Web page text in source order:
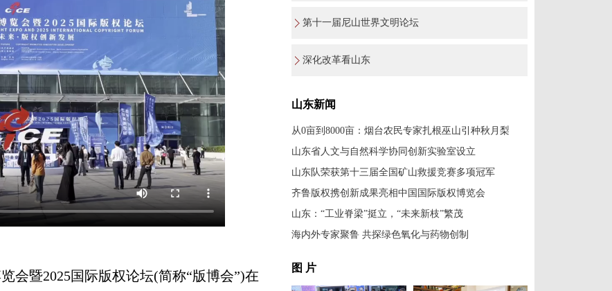
暨2025国际版权论坛(简称“版博会”)在
第十一届尼山世界文明论坛
深化改革看山东
山东新闻
从0亩到8000亩：烟台农民专家扎根巫山引种秋月梨
山东省人文与自然科学协同创新实验室设立
山东队荣获第十三届全国矿山救援竞赛多项冠军
齐鲁版权携创新成果亮相中国国际版权博览会
山东：“工业脊梁”挺立，“未来新枝”繁茂
海内外专家聚鲁 共探绿色氧化与药物创制
图 片